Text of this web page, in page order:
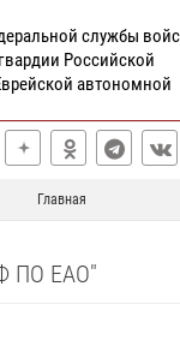
службы
Российской
автономной
Главная
ПО ЕАО"